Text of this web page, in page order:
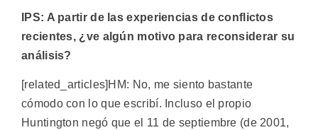
IPS: A partir de las experiencias de conflictos
recientes, ¿ve algún motivo para reconsiderar su
análisis?
[related_articles]HM: No, me siento bastante
cómodo con lo que escribí. Incluso el propio
Huntington negó que el 11 de septiembre (de 2001,